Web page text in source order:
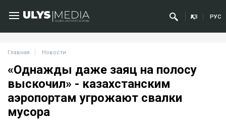
ҚАЗ РУС
Главная Новости
«Однажды даже заяц на полосу
выскочил» - казахстанским
аэропортам угрожают свалки
мусора